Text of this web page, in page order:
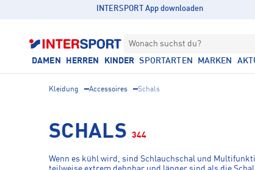
INTERSPORT App downloaden
Wonach suchst du?
DAMEN HERREN KINDER SPORTARTEN MARKEN
Kleidung Accessoires Schals
SCHALS 344
Wenn es kühl wird, sind Schlauchschal und